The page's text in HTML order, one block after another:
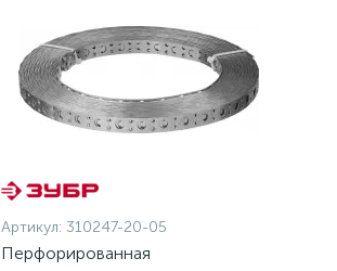
Артикул: 310247-20-05
Перфорированная